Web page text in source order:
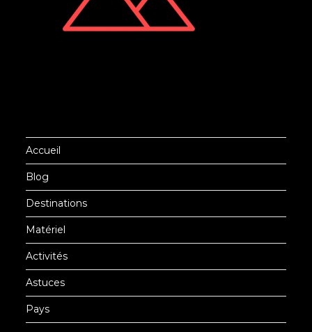
Accueil
Blog
Destinations
Matériel
Activités
Astuces
Pays